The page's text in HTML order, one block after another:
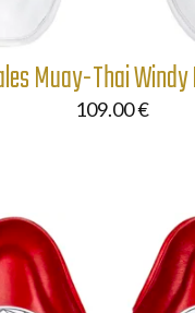
Muay-Thai
109.00€